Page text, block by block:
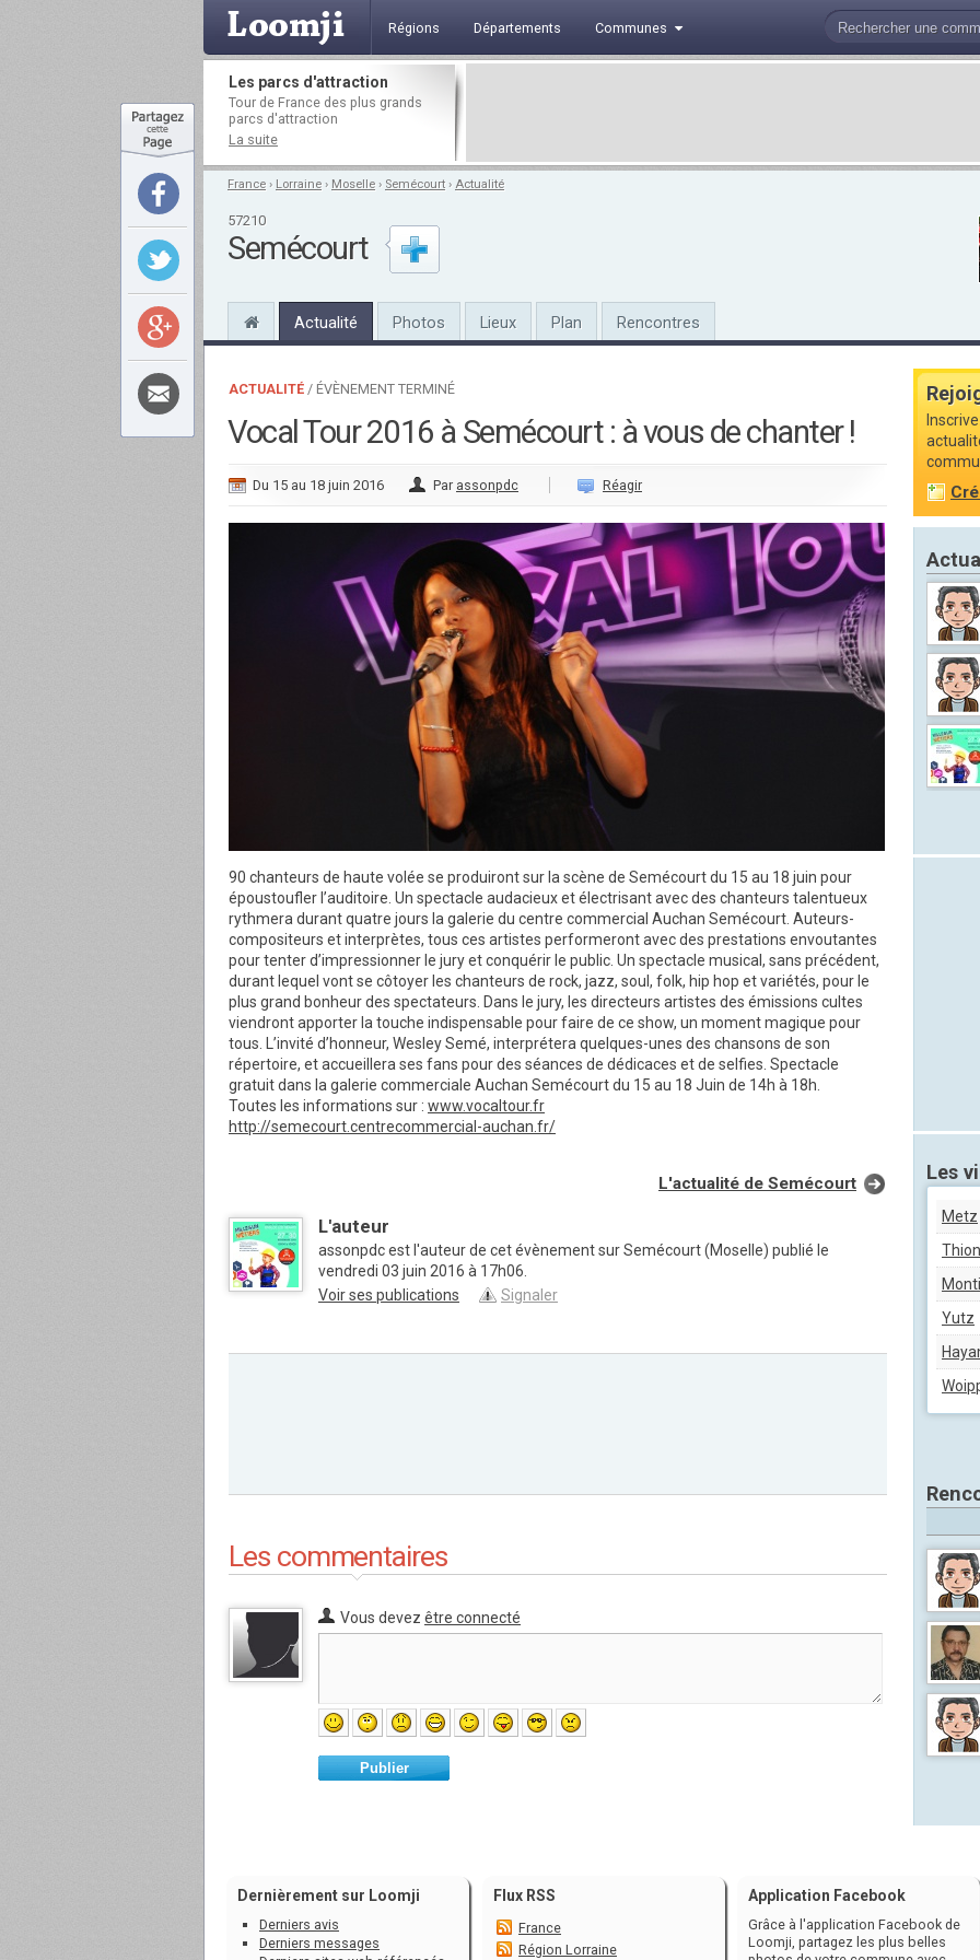
Régions Départements Communes
Les parcs d'attraction
Tour de France des plus grands
parcs d'attraction
La suite
France › Lorraine › Moselle › Semécourt › Actualité
57210
Semécourt
Actualité Photos Lieux Plan Rencontres
ACTUALITÉ / ÉVÈNEMENT TERMINÉ
Vocal Tour 2016 à Semécourt : à vous de chanter !
Du 15 au 18 juin 2016 Par assonpdc Réagir
90 chanteurs de haute volée se produiront sur la scène de Semécourt du 15 au 18 juin pour
époustoufler l’auditoire. Un spectacle audacieux et électrisant avec des chanteurs talentueux
rythmera durant quatre jours la galerie du centre commercial Auchan Semécourt. Auteurs-
compositeurs et interprètes, tous ces artistes performeront avec des prestations envoutantes
pour tenter d’impressionner le jury et conquérir le public. Un spectacle musical, sans précédent,
durant lequel vont se côtoyer les chanteurs de rock, jazz, soul, folk, hip hop et variétés, pour le
plus grand bonheur des spectateurs. Dans le jury, les directeurs artistes des émissions cultes
viendront apporter la touche indispensable pour faire de ce show, un moment magique pour
tous. L’invité d’honneur, Wesley Semé, interprétera quelques-unes des chansons de son
répertoire, et accueillera ses fans pour des séances de dédicaces et de selfies. Spectacle
gratuit dans la galerie commerciale Auchan Semécourt du 15 au 18 Juin de 14h à 18h.
Toutes les informations sur : www.vocaltour.fr
http://semecourt.centrecommercial-auchan.fr/
L'actualité de Semécourt
L'auteur
assonpdc est l'auteur de cet évènement sur Semécourt (Moselle) publié le
vendredi 03 juin 2016 à 17h06.
Voir ses publications
Signaler
Les commentaires
Vous devez être connecté
Publier
Les
Metz
Yutz
Dernièrement sur Loomji
Derniers avis
Derniers messages
Flux RSS
France
Région Lorraine
Application Facebook
Grâce à l'application Facebook de
Loomji, partagez les plus belles